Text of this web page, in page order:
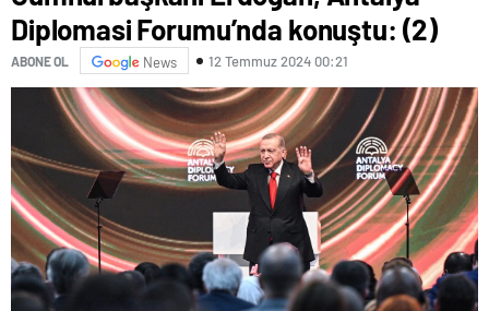
Diplomasi Forumu’nda konuştu: (2)
ABONE OL News 12 Temmuz 2024 00:21